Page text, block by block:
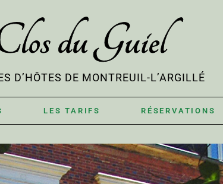
du Guiel
D’HÔTES DE MONTREUIL-L’ARGILLÉ
LES TARIFS RÉSERVATIONS